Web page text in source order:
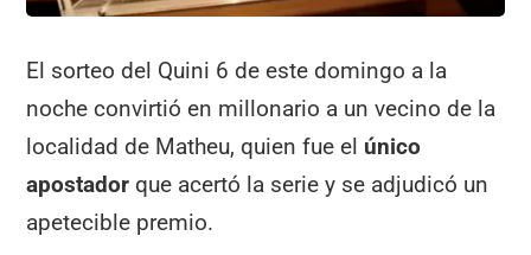
El sorteo del Quini 6 de este domingo a la
noche convirtió en millonario a un vecino de la
localidad de Matheu, quien fue el único
apostador que acertó la serie y se adjudicó un
apetecible premio.